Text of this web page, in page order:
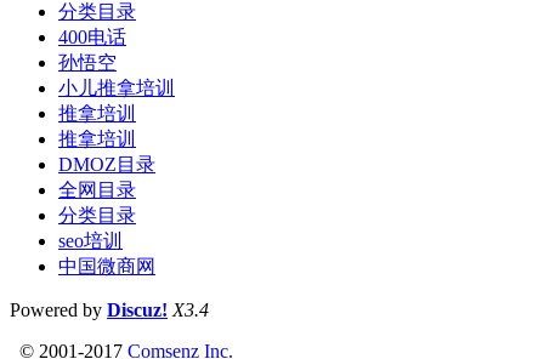
分类目录
400电话
孙悟空
小儿推拿培训
推拿培训
推拿培训
DMOZ目录
全网目录
分类目录
seo培训
中国微商网
Powered by Discuz! X3.4
© 2001-2017 Comsenz Inc.